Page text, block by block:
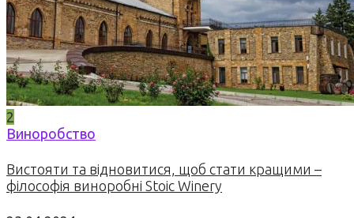
2
Виноробство
Вистояти та відновитися, щоб стати кращими –
філософія виноробні Stoic Winery